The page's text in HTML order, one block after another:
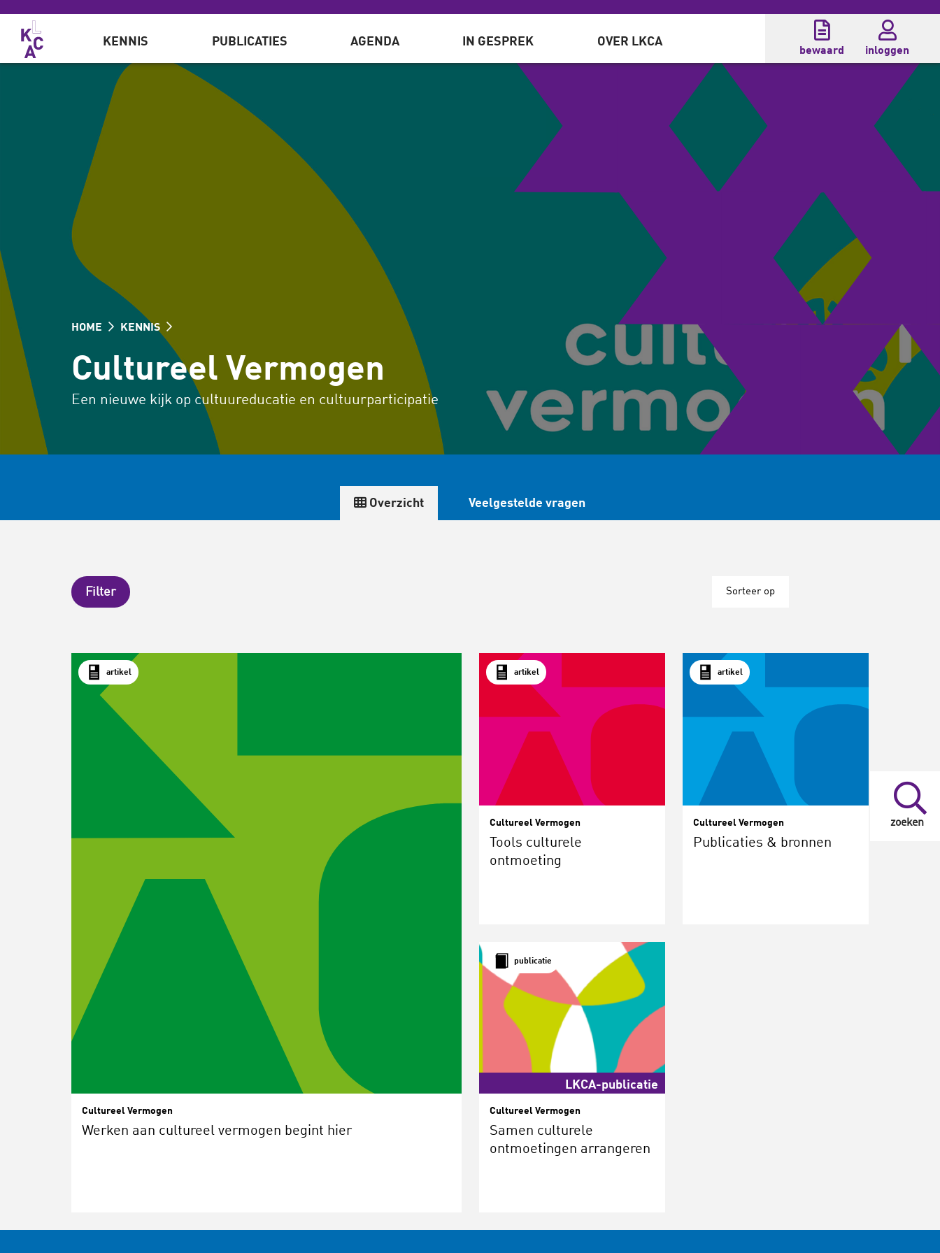
Overslaan en naar de inhoud gaan
zoeken
KENNIS PUBLICATIES AGENDA IN GESPREK OVER LKCA
bewaard inloggen
HOME KENNIS
Cultureel Vermogen
Een nieuwe kijk op cultuureducatie en cultuurparticipatie
Overzicht Veelgestelde vragen
Filter Sorteer op
artikel
Cultureel Vermogen
Werken aan cultureel vermogen begint hier
artikel
Cultureel Vermogen
Tools culturele
ontmoeting
publicatie
LKCA-publicatie
Cultureel Vermogen
Samen culturele
ontmoetingen arrangeren
artikel
Cultureel Vermogen
Publicaties & bronnen